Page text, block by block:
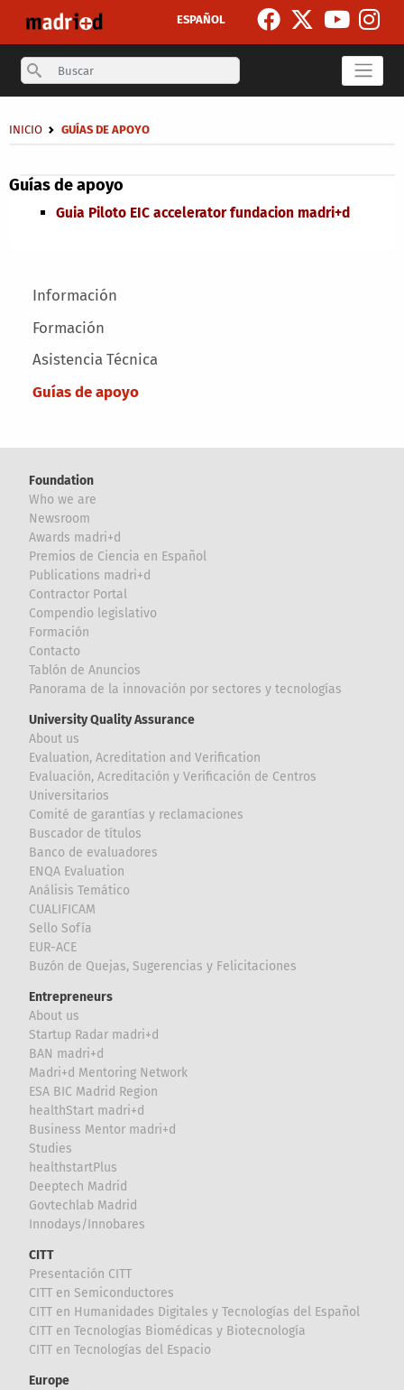
ESPAÑOL
Search
Breadcrumb
INICIO GUÍAS DE APOYO
Main menu
Información
Formación
Asistencia Técnica
Guías de apoyo
Guías de apoyo
Guia Piloto EIC accelerator fundacion madri+d
Foundation
Who we are
Newsroom
Awards madri+d
Premios de Ciencia en Español
Publications madri+d
Contractor Portal
Compendio legislativo
Formación
Contacto
Tablón de Anuncios
Panorama de la innovación por sectores y tecnologías
University Quality Assurance
About us
Evaluation, Acreditation and Verification
Evaluación, Acreditación y Verificación de Centros
Universitarios
Comité de garantías y reclamaciones
Buscador de títulos
Banco de evaluadores
ENQA Evaluation
Análisis Temático
CUALIFICAM
Sello Sofía
EUR-ACE
Buzón de Quejas, Sugerencias y Felicitaciones
Entrepreneurs
About us
Startup Radar madri+d
BAN madri+d
Madri+d Mentoring Network
ESA BIC Madrid Region
healthStart madri+d
Business Mentor madri+d
Studies
healthstartPlus
Deeptech Madrid
Govtechlab Madrid
Innodays/Innobares
CITT
Presentación CITT
CITT en Semiconductores
CITT en Humanidades Digitales y Tecnologías del Español
CITT en Tecnologías Biomédicas y Biotecnología
CITT en Tecnologías del Espacio
Europe